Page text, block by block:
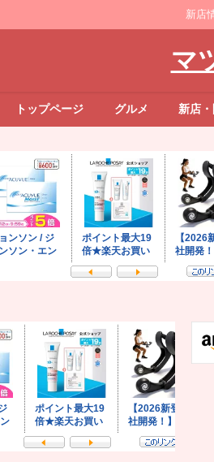
新店
マ
トップページ グルメ 新店